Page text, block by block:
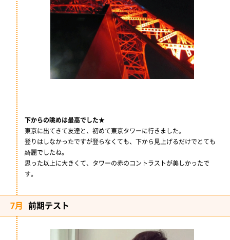
下からの眺めは最高でした★
東京に出てきて友達と、初めて東京タワーに行きました。
登りはしなかったですが登らなくても、下から見上げるだけでとても
綺麗でしたね。
思った以上に大きくて、タワーの赤のコントラストが美しかったで
す。
7月 前期テスト